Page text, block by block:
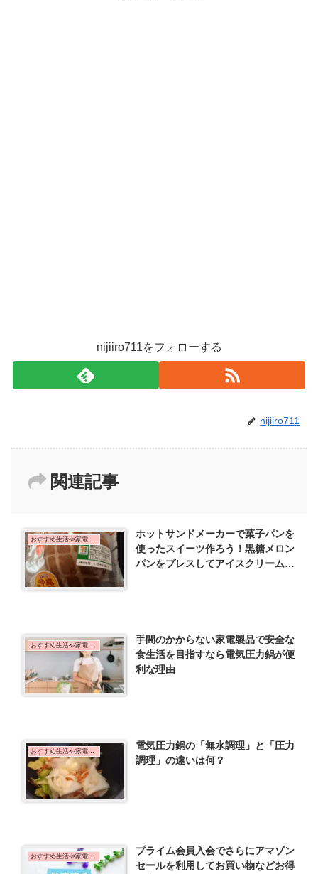
nijiiro711をフォローする
nijiiro711
関連記事
おすすめ生活や家電など
ホットサンドメーカーで菓子パンを
使ったスイーツ作ろう！黒糖メロン
パンをプレスしてアイスクリームを
おすすめ生活や家電など
手間のかからない家電製品で安全な
食生活を目指すなら電気圧力鍋が便
利な理由
おすすめ生活や家電など
電気圧力鍋の「無水調理」と「圧力
調理」の違いは何？
おすすめ生活や家電など
プライム会員入会でさらにアマゾン
セールを利用してお買い物などお得